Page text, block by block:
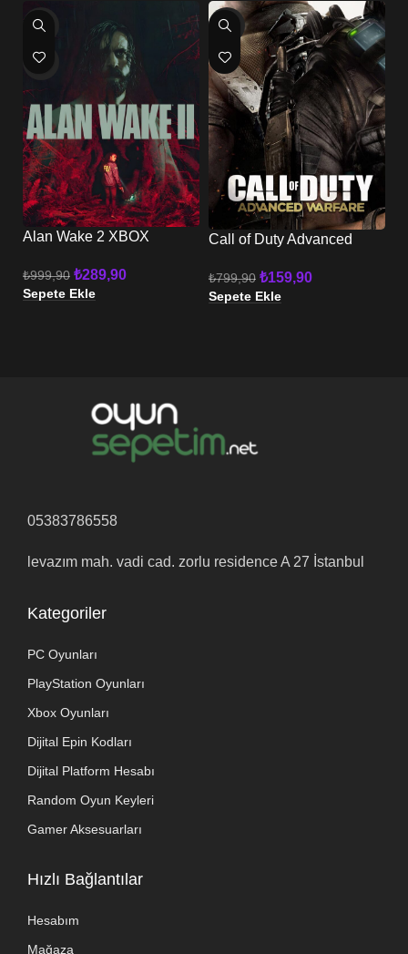
-71%
HOT
Alan Wake 2 XBOX
₺999,90 ₺289,90
Sepete Ekle
-80%
Call of Duty Advanced
₺799,90 ₺159,90
Sepete Ekle
05383786558
levazım mah. vadi cad. zorlu residence A 27 İstanbul
Kategoriler
PC Oyunları
PlayStation Oyunları
Xbox Oyunları
Dijital Epin Kodları
Dijital Platform Hesabı
Random Oyun Keyleri
Gamer Aksesuarları
Hızlı Bağlantılar
Hesabım
Mağaza